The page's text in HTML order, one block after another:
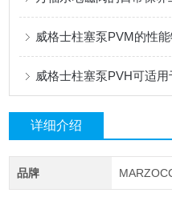
威格士柱塞泵PVM的性
威格士柱塞泵PVH可适
详细介绍
品牌